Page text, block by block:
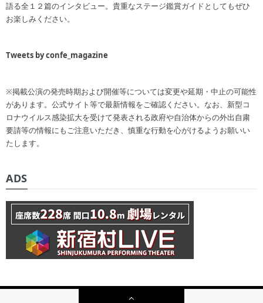
語る全１２篇のインタビュー。貴重なステージ鑑賞ガイドとしてもぜひ
お楽しみください。
Tweets by confe_magazine
※掲載公演の発売時期および開催等については変更や延期・中止の可能性
があります。公式サイト等で最新情報をご確認ください。なお、新型コ
ロナウイルス感染拡大を受けて発表される政府や自治体からの外出自粛
要請等の情報にもご注意いただき、慎重な行動を心がけるようお願いい
たします。
ADS